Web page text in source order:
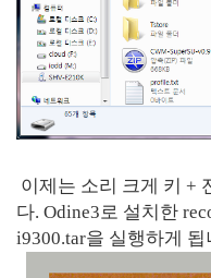
이제는 소리 크게 키 +
다. Odine3로 설치한
i9300.tar을 실행하게 됩